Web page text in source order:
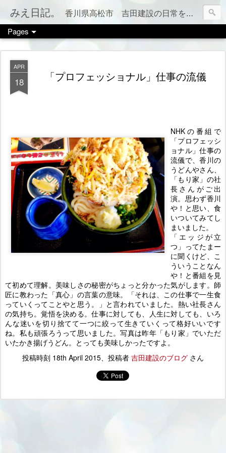
みえ日記。 香川県高松市 吉田建設の日常をお伝えします。 家づくりのこと、税金のこと、カフェやお店情報、ママ会のこと等など、カテゴリー別でもご覧いただけます（右上のメニューボタンを押してね）
Pages
APR
18 「プロフェッショナル」仕事の流儀
NHKの番組で
「プロフェッシ
ョナル」仕事の
流儀で、香川の
うどんやさん、
「もり家」の社
長さんがご出
演。思わず香川
や！と思い、食
いついてみてし
まいました。
「エッジが立
つ」ってたまー
に聞くけど、こ
ういうことなん
や！と番組を見
て初めて理解。美味しさの秘密がちょっと分かった気がします。師
匠に教わった「真心」の言葉の意味。「それは、この仕事で一生食
っていくってことやと思う。」と言われていました。熱い社長さん
の気持ち。覚悟を決める。仕事に対しても、人生に対しても、いろ
んな迷いを切り捨てて一つに絞って生きていくって格好いいです
ね。私も頑張ろうって思いました。写真は昨年「もり家」でいただ
いたかき揚げうどん。とっても美味しかったですよ。
投稿時刻 18th April 2015、投稿者 吉田建設のブログ さん